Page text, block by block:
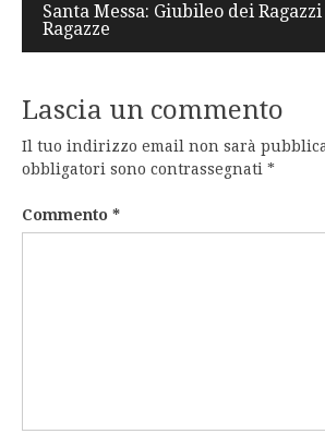
Santa Messa: Giubileo dei
Ragazze
Lascia un commento
Il tuo indirizzo email non sarà
obbligatori sono contrassegnati *
Commento *